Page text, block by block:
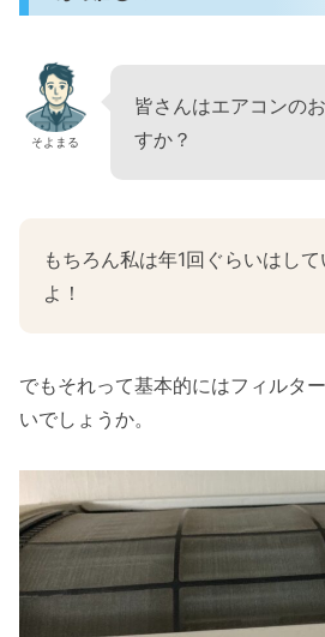
そよまる
皆さんはエアコンの
すか？
もちろん私は年1回ぐらいはし
よ！
でもそれって基本的にはフィルタ
いでしょうか。